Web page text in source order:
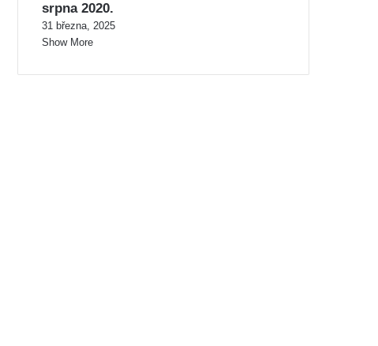
srpna 2020.
31 března, 2025
Show More